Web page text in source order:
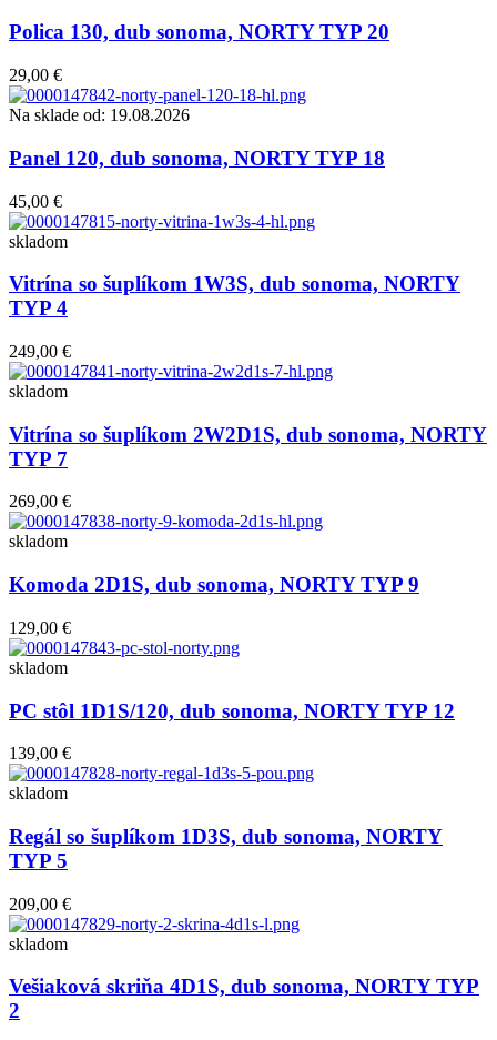
Polica 130, dub sonoma, NORTY TYP 20
29,00 €
Na sklade od: 19.08.2026
Panel 120, dub sonoma, NORTY TYP 18
45,00 €
skladom
Vitrína so šuplíkom 1W3S, dub sonoma, NORTY
TYP 4
249,00 €
skladom
Vitrína so šuplíkom 2W2D1S, dub sonoma, NORTY
TYP 7
269,00 €
skladom
Komoda 2D1S, dub sonoma, NORTY TYP 9
129,00 €
skladom
PC stôl 1D1S/120, dub sonoma, NORTY TYP 12
139,00 €
skladom
Regál so šuplíkom 1D3S, dub sonoma, NORTY
TYP 5
209,00 €
skladom
Vešiaková skriňa 4D1S, dub sonoma, NORTY TYP
2